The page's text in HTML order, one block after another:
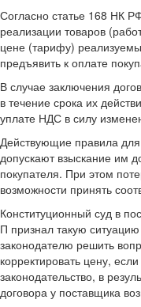
Согласно статье 168 НК
реализации товаров
цене (тарифу)
предъявить к оплате
В случае заключения
в течение срока их
уплате НДС в силу
Действующие правила
допускают взыскание им
покупателя. При этом
возможности принять
Конституционный суд в
П признал такую
законодателю решить
корректировать цену,
законодательство, в
договора у поставщика